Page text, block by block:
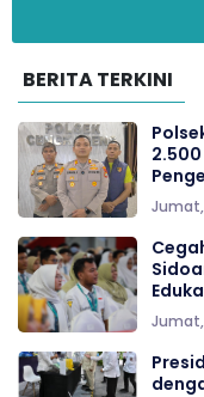
BERITA TERKINI
Jumat,
Jumat,